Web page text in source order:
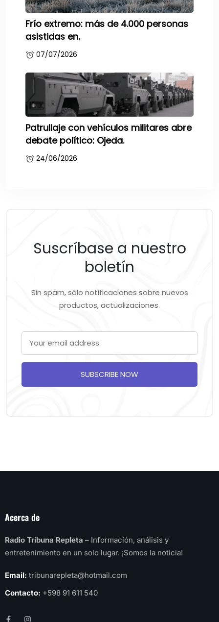
Frío extremo: más de 4.000 personas
asistidas en.
07/07/2026
Patrullaje con vehículos militares abre
debate político: Ojeda.
24/06/2026
Suscríbase a nuestro
boletín
Sin spam, sólo notificaciones sobre nuevos
productos, actualizaciones.
SUBSCRIBE NOW
Acerca de
Radio Tribuna Repleta – Información, análisis y
entretenimiento en un solo lugar. ¡Somos la noticia!
Email: tribunarepleta@hotmail.com
Contacto: +598 91 611 540